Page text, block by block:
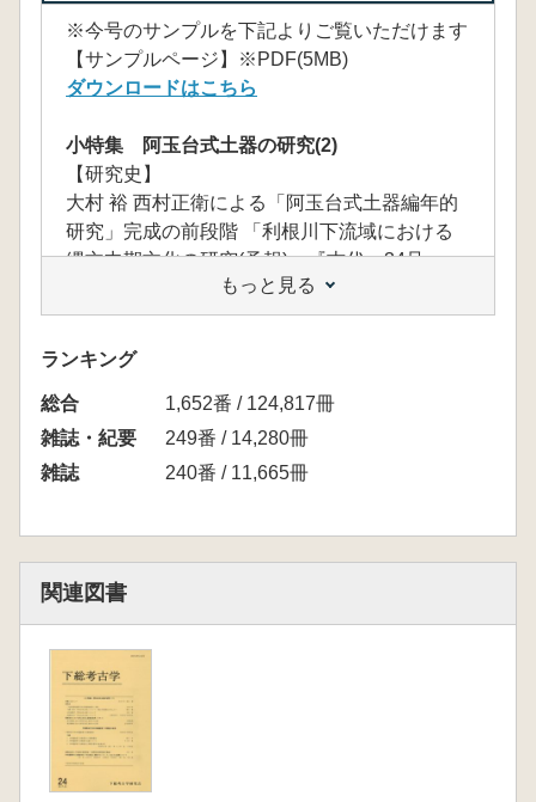
※今号のサンプルを下記よりご覧いただけます
【サンプルページ】※PDF(5MB)
ダウンロードはこちら
小特集 阿玉台式土器の研究(2)
【研究史】
大村 裕 西村正衛による「阿玉台式土器編年的
研究」完成の前段階 「利根川下流域における
縄文中期文化の研究(予報)」『古代』34号
小林謙一 西村正衛の阿玉台式土器研究の軌跡
「阿玉台式土器編年的研究の概要」(文学研究
科紀要第十八号)を中心に
大村 裕 佐藤達夫「土器型式の実態 五領ヶ
台式と勝坂式の間」における阿玉台式土器につ
いて 山内清男の土器型式概念との比較も兼ね
【関東地方における阿玉台式土器集成結果(そ
合田恵美子 東京都域における阿玉台式(後半)
の土器(補遺) 杉並区中袋遺跡第2号住居跡出土
土器の検討
【千葉県松戸市中峠遺跡第3次調査の成果】
下総考古学研究会 千葉県松戸市中峠遺跡第8
もっと見る
ランキング
総合
1,652番 / 124,817冊
雑誌・紀要
249番 / 14,280冊
雑誌
240番 / 11,665冊
関連図書